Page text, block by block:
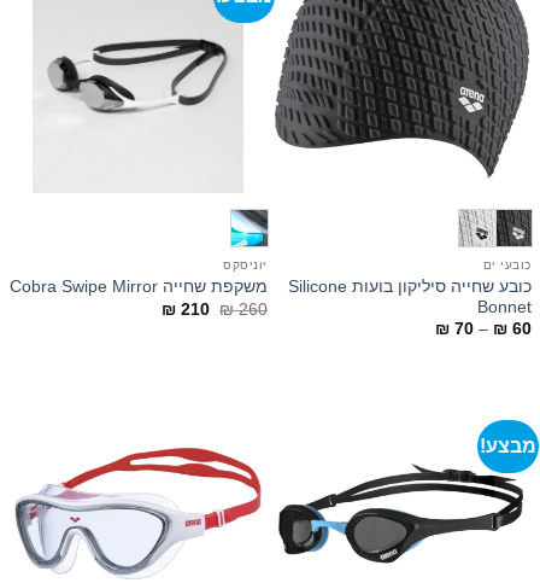
כובעי ים
כובע שחייה סיליקון בועות Silicone
Bonnet
₪ 60
–
₪ 70
יוניסקס
משקפת שחייה Cobra Swipe Mirror
₪260
המחיר
₪210
מבצע!